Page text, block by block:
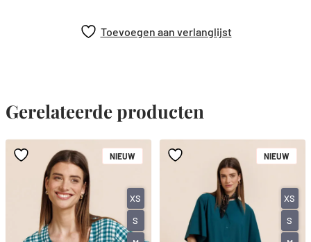
Toevoegen aan verlanglijst
Gerelateerde producten
NIEUW
XS
S
NIEUW
XS
S